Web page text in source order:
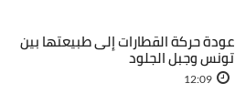
عودة حركة القطارات إلى طبيعتها بين
تونس وجبل الجلود
12:09